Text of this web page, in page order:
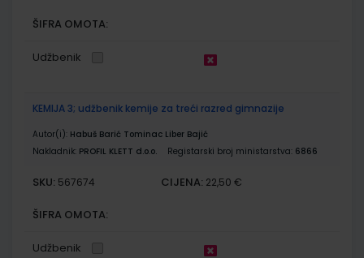
ŠIFRA OMOTA:
Udžbenik
KEMIJA 3; udžbenik kemije za treći razred gimnazije
Autor(i): Habuš Barić Tominac Liber Bajić
Nakladnik: PROFIL KLETT d.o.o. Registarski broj ministarstva: 6866
SKU: 567674 CIJENA: 22,50 €
ŠIFRA OMOTA:
Udžbenik